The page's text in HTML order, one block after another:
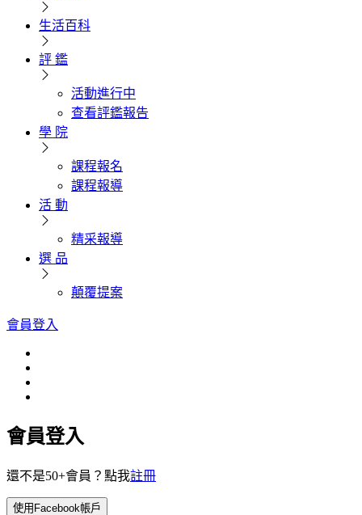
生活百科
評 鑑
活動進行中
查看評鑑報告
學 院
課程報名
課程報導
活 動
精采報導
選 品
顛覆提案
會員登入
會員登入
還不是50+會員？點我註冊
使用Facebook帳戶